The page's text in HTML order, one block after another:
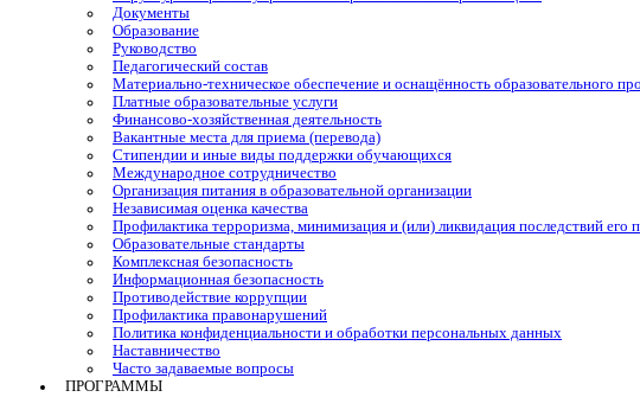
Документы
Образование
Руководство
Педагогический состав
Материально-техническое обеспечение и оснащённость образовательного
Платные образовательные услуги
Финансово-хозяйственная деятельность
Вакантные места для приема (перевода)
Стипендии и иные виды поддержки обучающихся
Международное сотрудничество
Организация питания в образовательной организации
Независимая оценка качества
Профилактика терроризма, минимизация и (или) ликвидация последствий его
Образовательные стандарты
Комплексная безопасность
Информационная безопасность
Противодействие коррупции
Профилактика правонарушений
Политика конфиденциальности и обработки персональных данных
Наставничество
Часто задаваемые вопросы
ПРОГРАММЫ